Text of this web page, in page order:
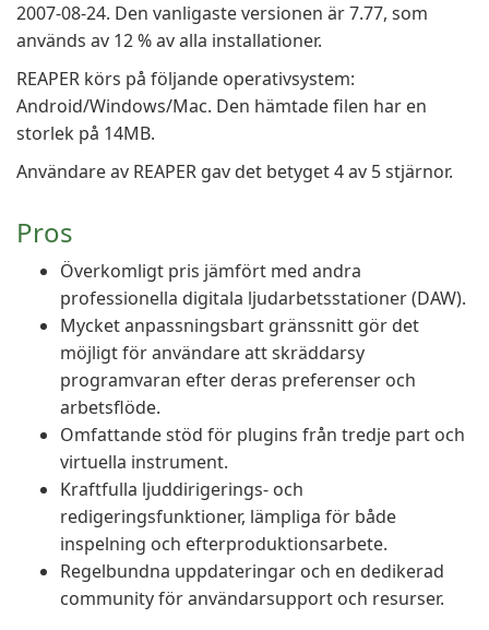
2007-08-24. Den vanligaste versionen är 7.77, som
används av 12 % av alla installationer.
REAPER körs på följande operativsystem:
Android/Windows/Mac. Den hämtade filen har en
storlek på 14MB.
Användare av REAPER gav det betyget 4 av 5 stjärnor.
Pros
Överkomligt pris jämfört med andra
professionella digitala ljudarbetsstationer (DAW).
Mycket anpassningsbart gränssnitt gör det
möjligt för användare att skräddarsy
programvaran efter deras preferenser och
arbetsflöde.
Omfattande stöd för plugins från tredje part och
virtuella instrument.
Kraftfulla ljuddirigerings- och
redigeringsfunktioner, lämpliga för både
inspelning och efterproduktionsarbete.
Regelbundna uppdateringar och en dedikerad
community för användarsupport och resurser.